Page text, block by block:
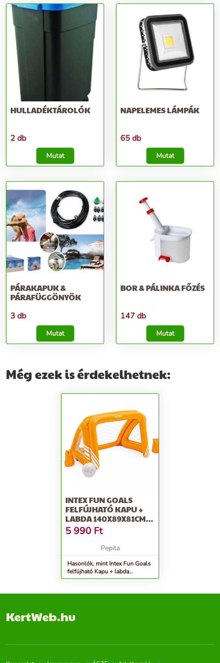
HULLADÉKTÁROLÓK
2 db
Mutat
NAPELEMES LÁMPÁK
65 db
Mutat
PÁRAKAPUK &
PÁRAFÜGGÖNYÖK
3 db
Mutat
BOR & PÁLINKA FŐZÉS
147 db
Mutat
Még ezek is érdekelhetnek:
INTEX FUN GOALS
FELFÚJHATÓ KAPU +
LABDA 140X89X81CM
(58507NP)
5 990 Ft
Pepita
Hasonlók, mint Intex Fun Goals
felfújható Kapu + labda
140x89x81cm (58507NP)
KertWeb.hu